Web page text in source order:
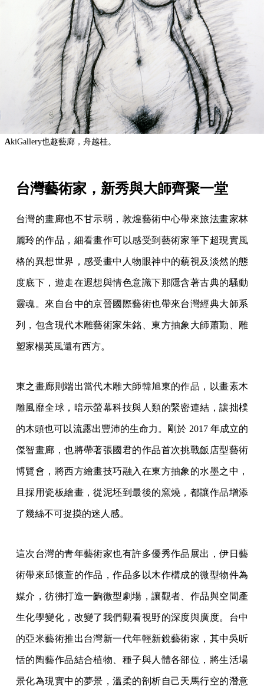
AkiGallery也趣藝廊，舟越桂。
台灣藝術家，新秀與大師齊聚一堂
台灣的畫廊也不甘示弱，敦煌藝術中心帶來旅法畫家林
麗玲的作品，細看畫作可以感受到藝術家筆下超現實風
格的異想世界，感受畫中人物眼神中的藐視及淡然的態
度底下，遊走在遐想與情色意識下那隱含著古典的騷動
靈魂。來自台中的京晉國際藝術也帶來台灣經典大師系
列，包含現代木雕藝術家朱銘、東方抽象大師蕭勤、雕
塑家楊英風還有西方。
東之畫廊則端出當代木雕大師韓旭東的作品，以畫素木
雕風靡全球，暗示螢幕科技與人類的緊密連結，讓拙樸
的木頭也可以流露出豐沛的生命力。剛於 2017 年成立的
傑智畫廊，也將帶著張國君的作品首次挑戰飯店型藝術
博覽會，將西方繪畫技巧融入在東方抽象的水墨之中，
且採用瓷板繪畫，從泥坯到最後的窯燒，都讓作品增添
了幾絲不可捉摸的迷人感。
這次台灣的青年藝術家也有許多優秀作品展出，伊日藝
術帶來邱懷萱的作品，作品多以木作構成的微型物件為
媒介，彷彿打造一齣微型劇場，讓觀者、作品與空間產
生化學變化，改變了我們觀看視野的深度與廣度。台中
的亞米藝術推出台灣新一代年輕新銳藝術家，其中吳昕
恬的陶藝作品結合植物、種子與人體各部位，將生活場
景化為現實中的夢景，溫柔的剖析自己天馬行空的潛意